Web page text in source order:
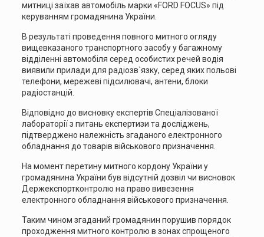
митниці заїхав автомобіль марки «FORD FOCUS» під
керуванням громадянина України.
В результаті проведення повного митного огляду
вищевказаного транспортного засобу у багажному
відділенні автомобіля серед особистих речей водія
виявили прилади для радіозв`язку, серед яких польові
телефони, мережеві підсилювачі, антени, блоки
радіостанцій.
Відповідно до висновку експертів Спеціалізованої
лабораторії з питань експертизи та досліджень,
підтверджено належність згаданого електронного
обладнання до товарів військового призначення.
На момент перетину митного кордону України у
громадянина України був відсутній дозвіл чи висновок
Держекспортконтролю на право вивезення
електронного обладнання військового призначення.
Таким чином згаданий громадянин порушив порядок
проходження митного контролю в зонах спрощеного